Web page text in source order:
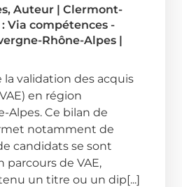
, Auteur | Clermont-
Via compétences -
Rhône-Alpes |
la validation des acquis
en région
Alpes. Ce bilan de
notamment de
candidats se sont
parcours de VAE,
un titre ou un dip[...]